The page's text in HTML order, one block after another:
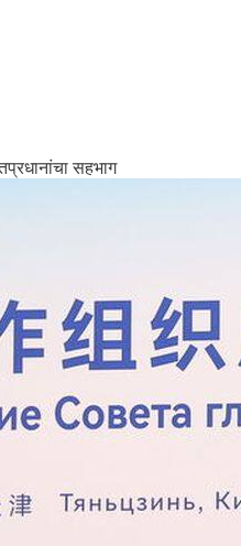
सहभाग